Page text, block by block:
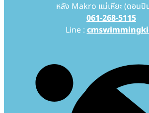
หลัง Makro แม่เหียะ (ดอนปิ
061-268-5115
Line :